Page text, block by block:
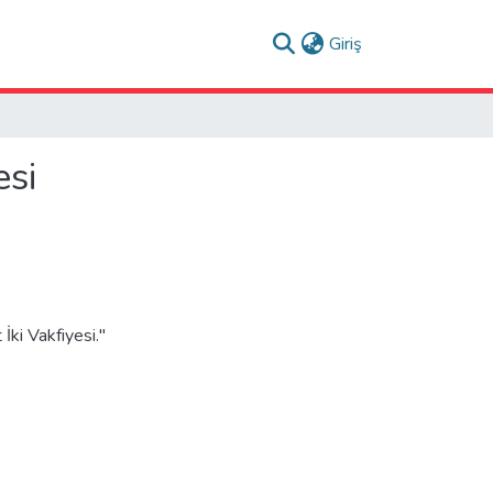
Giriş
İki Vakfiyesi."